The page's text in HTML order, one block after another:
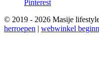
Pinterest
© 2019 - 2026 Masije
herroepen | webwinkel